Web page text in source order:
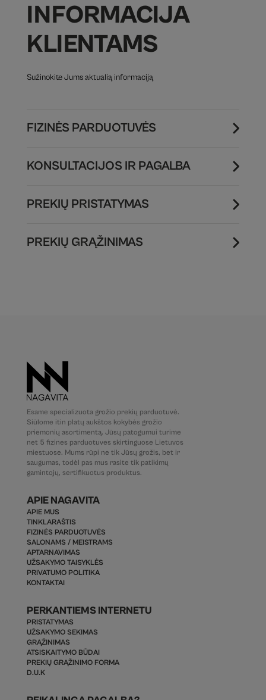
INFORMACIJA
KLIENTAMS
Sužinokite Jums aktualią informaciją
FIZINĖS PARDUOTUVĖS
KONSULTACIJOS IR PAGALBA
PREKIŲ PRISTATYMAS
PREKIŲ GRĄŽINIMAS
Esame specializuota grožio prekių parduotuvė.
Siūlome itin platų aukštos kokybės grožio
priemonių asortimentą. Jūsų patogumui turime
net 5 fizines parduotuves skirtinguose Lietuvos
miestuose. Mums rūpi ne tik Jūsų grožis, bet ir
saugumas, todėl pas mus rasite tik patikimų
gamintojų, sertifikuotus produktus.
APIE NAGAVITA
APIE MUS
TINKLARAŠTIS
FIZINĖS PARDUOTUVĖS
SALONAMS / MEISTRAMS
APTARNAVIMAS
UŽSAKYMO TAISYKLĖS
PRIVATUMO POLITIKA
KONTAKTAI
PERKANTIEMS INTERNETU
PRISTATYMAS
UŽSAKYMO SEKIMAS
GRĄŽINIMAS
ATSISKAITYMO BŪDAI
PREKIŲ GRĄŽINIMO FORMA
D.U.K